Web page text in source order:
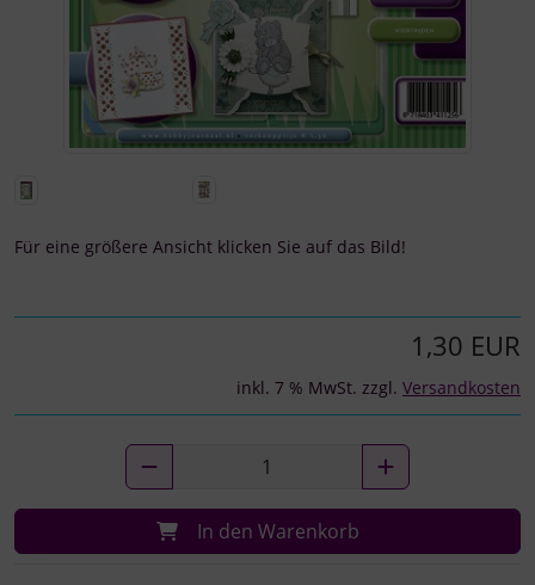
Für eine größere Ansicht klicken Sie auf das Bild!
1,30 EUR
inkl. 7 % MwSt. zzgl. Versandkosten
In den Warenkorb